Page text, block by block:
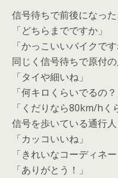
信号待ちで前後になっ
「どちらまでですか」
「かっこいいバイクです
同じく信号待ちで原付の
「タイや細いね」
「何キロくらいでるの？
「くだりなら80km/hく
信号を歩いている通行
「カッコいいね」
「きれいなコーディネー
「ありがとう！」